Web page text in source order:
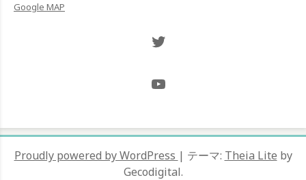
Google MAP
Proudly powered by WordPress | テーマ: Theia Lite by
Gecodigital.